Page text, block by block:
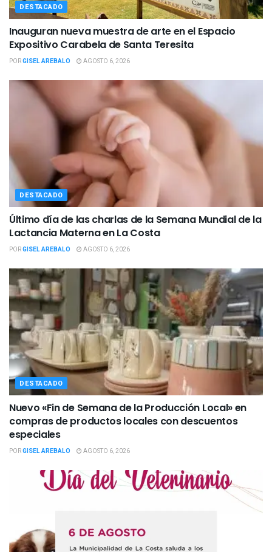
DESTACADO
Inauguran nueva muestra de arte en el Espacio
Expositivo Carabela de Santa Teresita
PORGISEL AREBALO AGOSTO 6, 2026
DESTACADO
Último día de las charlas de la Semana Mundial de la
Lactancia Materna en La Costa
PORGISEL AREBALO AGOSTO 6, 2026
DESTACADO
Nuevo «Fin de Semana de la Producción Local» en
compras de productos locales con descuentos
especiales
PORGISEL AREBALO AGOSTO 6, 2026